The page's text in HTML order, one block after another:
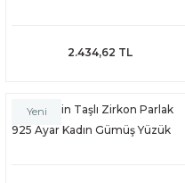
2.434,62 TL
Yeni
Akuamarin Taşlı Zirkon Parlak
925 Ayar Kadın Gümüş Yüzük